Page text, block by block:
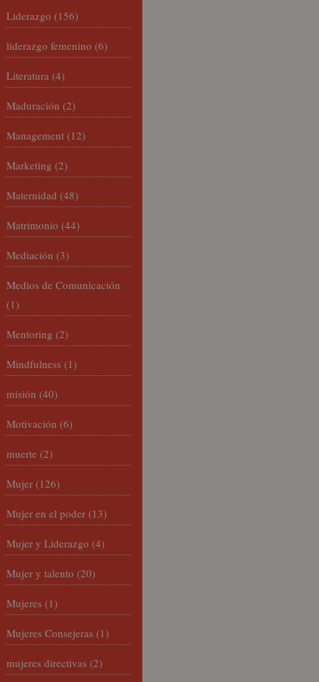
Liderazgo (156)
liderazgo femenino (6)
Literatura (4)
Maduración (2)
Management (12)
Marketing (2)
Maternidad (48)
Matrimonio (44)
Mediación (3)
Medios de Comunicación
(1)
Mentoring (2)
Mindfulness (1)
misión (40)
Motivación (6)
muerte (2)
Mujer (126)
Mujer en el poder (13)
Mujer y Liderazgo (4)
Mujer y talento (20)
Mujeres (1)
Mujeres Consejeras (1)
mujeres directivas (2)